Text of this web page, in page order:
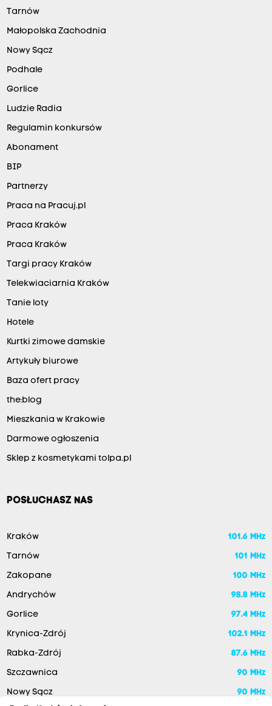
Tarnów
Małopolska Zachodnia
Nowy Sącz
Podhale
Gorlice
Ludzie Radia
Regulamin konkursów
Abonament
BIP
Partnerzy
Praca na Pracuj.pl
Praca Kraków
Praca Kraków
Targi pracy Kraków
Telekwiaciarnia Kraków
Tanie loty
Hotele
Kurtki zimowe damskie
Artykuły biurowe
Baza ofert pracy
the:blog
Mieszkania w Krakowie
Darmowe ogłoszenia
Sklep z kosmetykami tolpa.pl
POSŁUCHASZ NAS
Kraków 101.6 MHz
Tarnów 101 MHz
Zakopane 100 MHz
Andrychów 98.8 MHz
Gorlice 97.4 MHz
Krynica-Zdrój 102.1 MHz
Rabka-Zdrój 87.6 MHz
Szczawnica 90 MHz
Nowy Sącz
90 MHz